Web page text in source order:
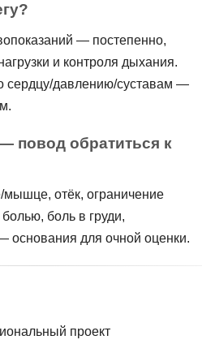
— постепенно,
и контроля дыхания.
сердцу/давлению/суставам —
повод обратиться к
мышце, отёк, ограничение
боль в груди,
для очной оценки.
проект